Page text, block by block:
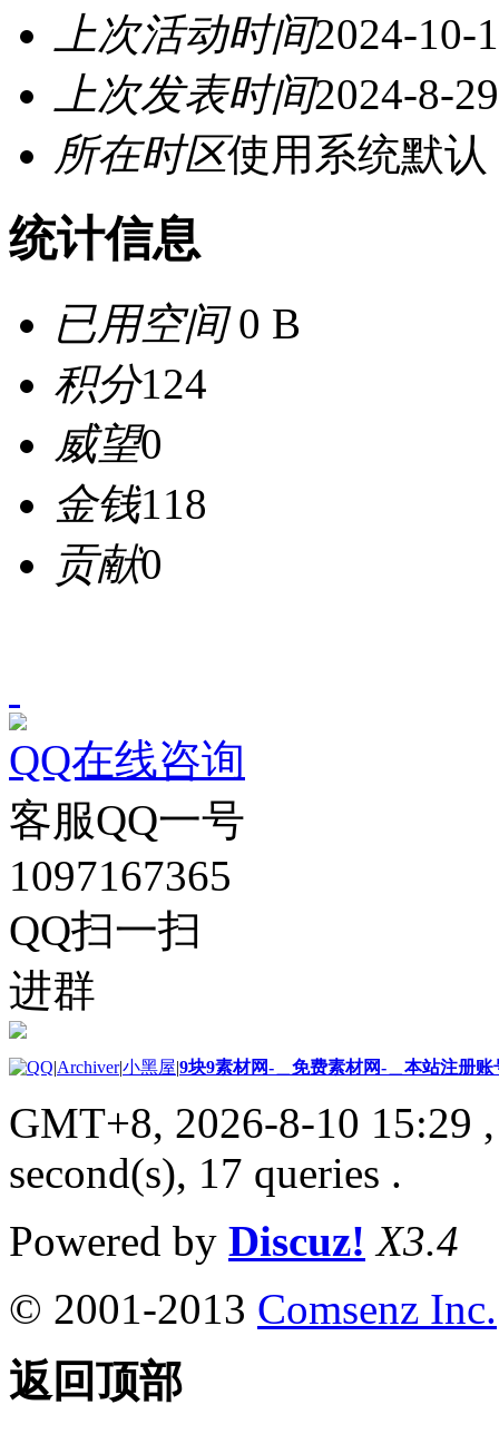
上次活动时间2024-10-
上次发表时间2024-8-
所在时区使用系统默认
统计信息
已用空间0 B
积分124
威望0
金钱118
贡献0
QQ在线咨询
客服QQ一号
1097167365
QQ扫一扫
进群
|Archiver|小黑屋|9块9素材网-＿免费素材网-＿本站注册账
GMT+8, 2026-8-10 15:29
second(s), 17 queries .
Powered by Discuz! X3.4
© 2001-2013 Comsenz Inc.
返回顶部